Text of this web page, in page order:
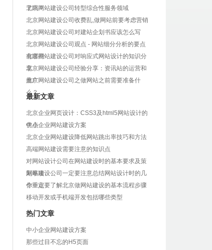
了吗？
北京网站建设公司转型综合性服务领域
北京网站建设公司收费乱,做网站前要考虑营销
北京网站建设公司对建站企划书应该怎么写
北京网站建设公司观点 - 网站细分分析的要点
有哪些
北京网站建设公司对响应式网站设计的知识分
享
北京网站建设公司经验分享：资讯站的运营和
推广
北京网站建设公司之做网站之前需要准备什
么？
最新文章
北京企业网页设计：CSS3及html5网站设计的
优点
中小企业网站建设方案
北京企业网站建设降低网站跳出率技巧和方法
高端网站建设需要注意的知识点
对网站设计公司在网站建设时的基本要求及策
划事项
网站建设公司一定要注意总结网站设计时的几
个重点
你一定要了解北京做网站建设的基本流程步骤
移动开发或手机端开发包括哪些类型
热门文章
中小企业网站建设方案
那些过目不忘的H5页面